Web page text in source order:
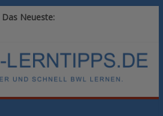
Das Neueste:
Weiterbildungswege
Studium: Digitale Tools für die
Controlling und
Blended Learning versus